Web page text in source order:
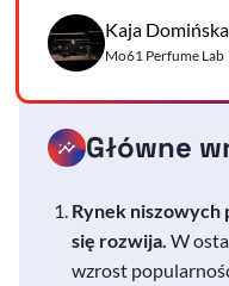
Kaja Domińska
Mo61 Perfume Lab
Główne
Rynek niszowych
się rozwija. W
wzrost